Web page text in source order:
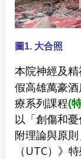
圖1. 大合照
本院神經及
假高雄萬豪
療系列課程(
以「創傷和
附理論與原
（UTC）》